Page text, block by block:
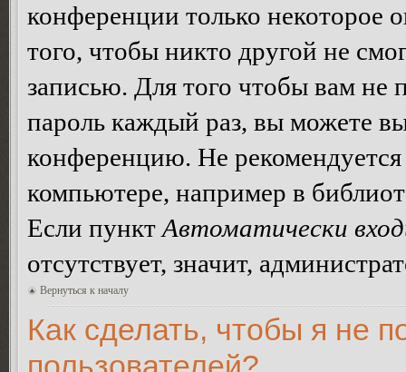
конференции только некоторое
того, чтобы никто другой не
записью. Для того чтобы вам не
пароль каждый раз, вы можете
конференцию. Не
компьютере, например в
Если пункт Автоматически
отсутствует, значит,
Вернуться к началу
Как сделать, чтобы я не